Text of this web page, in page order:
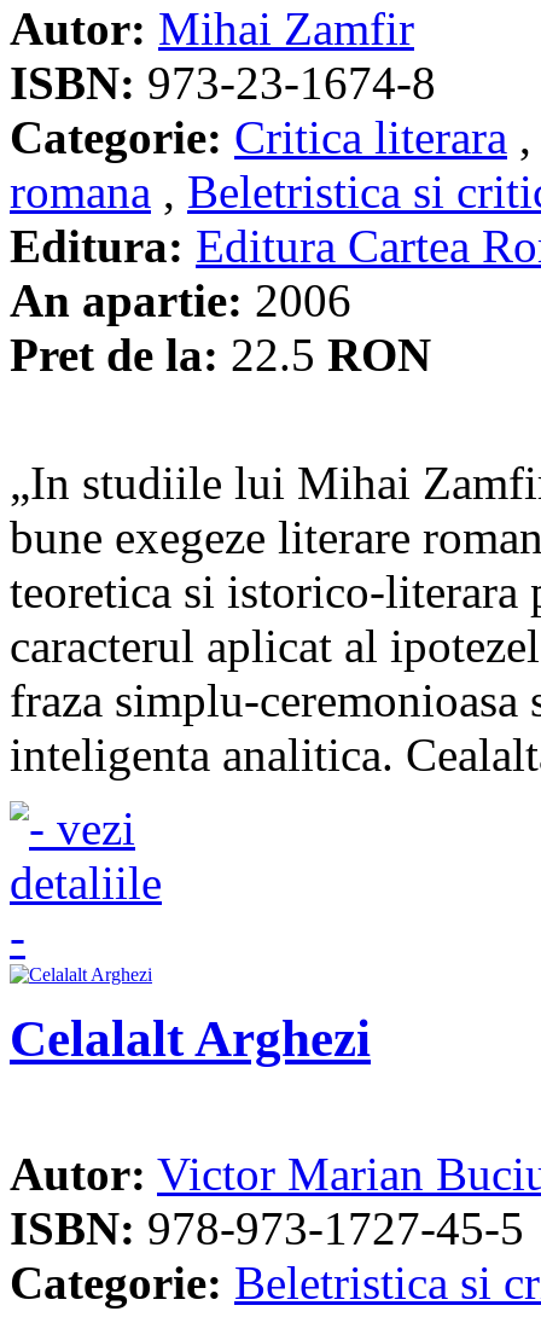
Autor: Mihai Zamfir
ISBN: 973-23-1674-8
Categorie: Critica literara
romana , Beletristica si
Editura: Editura Cartea
An apartie: 2006
Pret de la: 22.5 RON
„In studiile lui Mihai
bune exegeze literare
teoretica si istorico-literara
caracterul aplicat al
fraza simplu-
inteligenta analitica.
Celalalt Arghezi
Autor: Victor Marian
ISBN: 978-973-1727-45-5
Categorie: Beletristica si